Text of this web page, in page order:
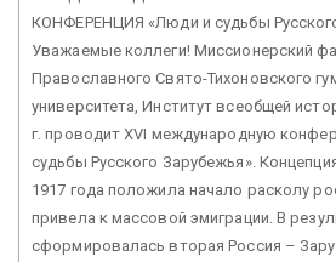
КОНФЕРЕНЦИЯ «Люди и судьбы
Уважаемые коллеги! Миссионерский
Православного Свято-Тихоновского
университета, Институт всеобщей
г. проводит ХVI международную
судьбы Русского Зарубежья».
1917 года положила начало расколу
привела к массовой эмиграции. В
сформировалась вторая Россия –